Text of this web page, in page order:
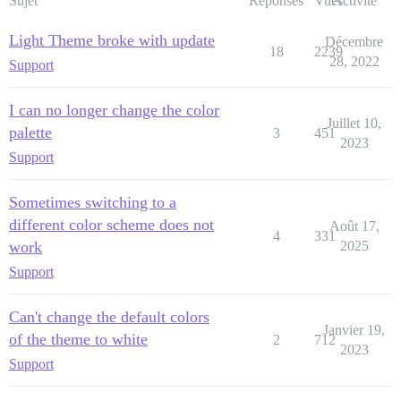
Light Theme broke with update
Support
18 2239
Décembre
28, 2022
I can no longer change the color
palette
Support
3 451
Juillet 10,
2023
Sometimes switching to a
different color scheme does not
work
Support
4 331
Août 17,
2025
Can't change the default colors
of the theme to white
Support
2 712
Janvier 19,
2023